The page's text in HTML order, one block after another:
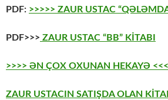
PDF: >>>>> ZAUR USTAC
PDF>>> ZAUR USTAC “BB” KİTABI
>>>> ƏN ÇOX OXUNAN HEKAYƏ
ZAUR USTACIN SATIŞDA OLAN